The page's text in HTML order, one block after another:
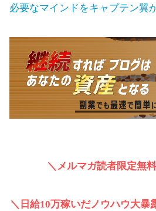
必要なマインドをキャプテン翼
＼メルマガ読者限定無
＼日給10万稼いだノウハウ大暴